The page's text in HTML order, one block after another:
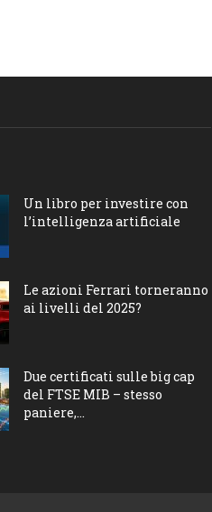
Un libro per investire con
l’intelligenza artificiale
Le azioni Ferrari torneranno
ai livelli del 2025?
Due certificati sulle big cap
del FTSE MIB – stesso
paniere,...